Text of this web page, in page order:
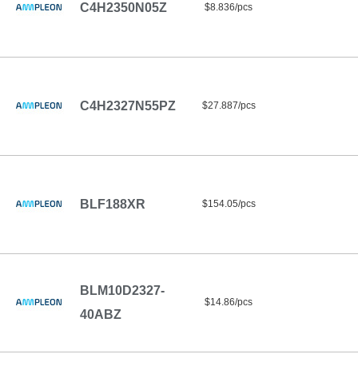
C4H2350N05Z $8.836/pcs
C4H2327N55PZ $27.887/pcs
BLF188XR $154.05/pcs
BLM10D2327-
40ABZ
$14.86/pcs